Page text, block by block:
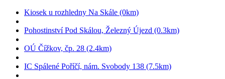
Kiosek u rozhledny Na Skále (0km)
Pohostinství Pod Skálou, Železný Újezd (0.3km)
OÚ Čížkov, čp. 28 (2.4km)
IC Spálené Poříčí, nám. Svobody 138 (7.5km)